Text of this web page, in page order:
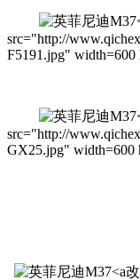
src="http://
F5191.jpg" width=600
src="http://
GX25.jpg" width=600